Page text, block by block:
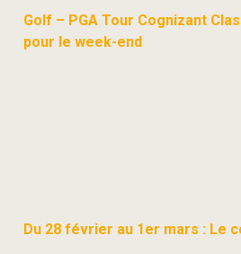
Golf – PGA Tour Cognizant
pour le week-end
Du 28 février au 1er mars : Le